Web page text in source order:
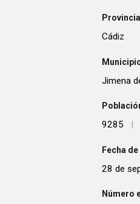
Provincia
Cádiz
Jimena
9285 |
Fecha
28 de
Número